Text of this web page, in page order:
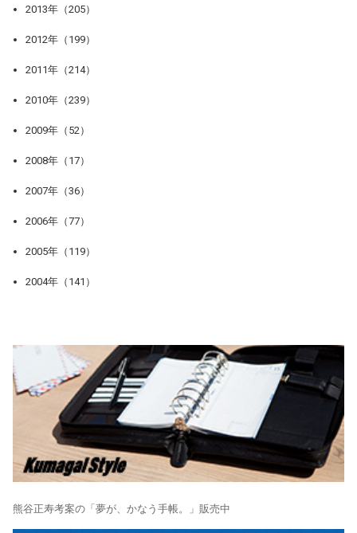
2013年（205）
2012年（199）
2011年（214）
2010年（239）
2009年（52）
2008年（17）
2007年（36）
2006年（77）
2005年（119）
2004年（141）
熊谷正寿考案の「夢が、かなう手帳。」販売中